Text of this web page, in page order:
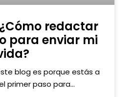
redactar
para enviar mi
blog es porque estás a
primer paso para...